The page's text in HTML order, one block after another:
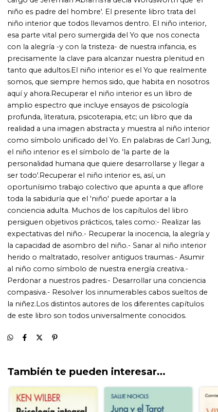
oportunísimo trabajo colectivo que apunta a que aflore
toda la sabiduría que el 'niño' puede aportar a la
persiguen objetivos prácticos, tales como:- Realizar las
expectativas del niño.- Recuperar la inocencia, la alegría y
la capacidad de asombro del niño.- Sanar al niño interior
herido o maltratado, resolver antiguos traumas.- Asumir
al niño como símbolo de nuestra energía creativa.-
compasiva.- Resolver los innumerables cabos sueltos de
la niñez.Los distintos autores de los diferentes capítulos
de este libro son todos universalmente conocidos.
También te pueden interesar...